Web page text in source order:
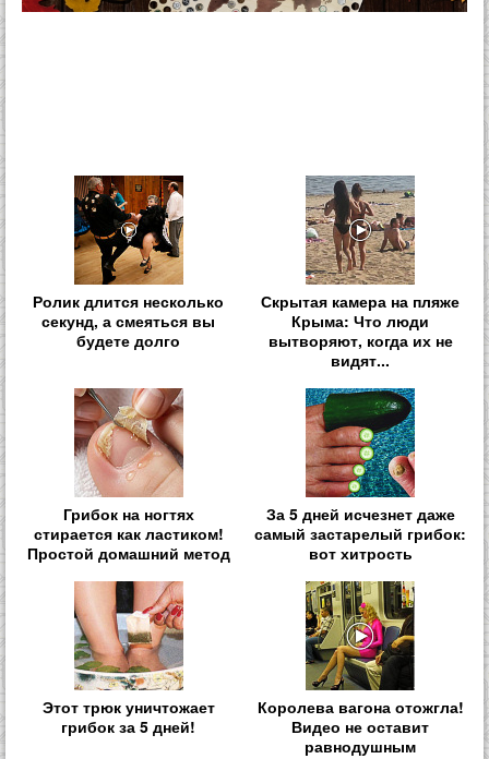
Ролик длится несколько
секунд, а смеяться вы
будете долго
Скрытая камера на пляже
Крыма: Что люди
вытворяют, когда их не
видят...
Грибок на ногтях
стирается как ластиком!
Простой домашний метод
За 5 дней исчезнет даже
самый застарелый грибок:
вот хитрость
Этот трюк уничтожает
грибок за 5 дней!
Королева вагона отожгла!
Видео не оставит
равнодушным